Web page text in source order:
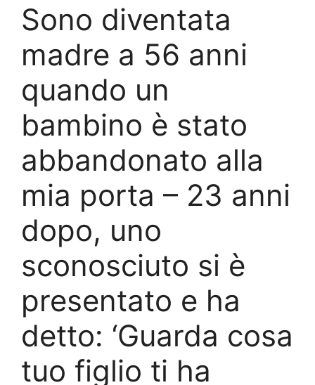
Sono diventata
madre a 56 anni
quando un
bambino è stato
abbandonato alla
mia porta – 23 anni
dopo, uno
sconosciuto si è
presentato e ha
detto: ‘Guarda cosa
tuo figlio ti ha